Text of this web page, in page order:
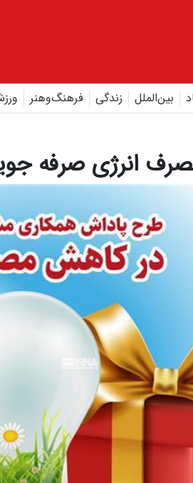
بین‌الملل زندگی فرهنگ‌و‌هنر
انرژی صرفه